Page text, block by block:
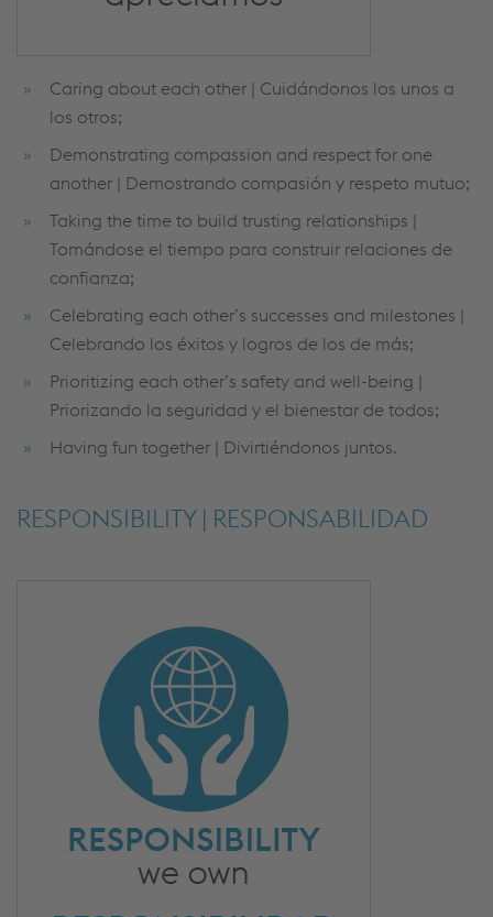
Caring about each other | Cuidándonos los unos a
los otros;
Demonstrating compassion and respect for one
another | Demostrando compasión y respeto mutuo;
Taking the time to build trusting relationships |
Tomándose el tiempo para construir relaciones de
confianza;
Celebrating each other’s successes and milestones |
Celebrando los éxitos y logros de los de más;
Prioritizing each other’s safety and well-being |
Priorizando la seguridad y el bienestar de todos;
Having fun together | Divirtiéndonos juntos.
RESPONSIBILITY | RESPONSABILIDAD